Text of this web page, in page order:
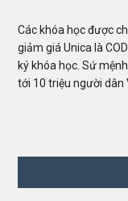
Các khóa học được
giảm giá Unica là
ký khóa học. Sứ
tới 10 triệu người dân